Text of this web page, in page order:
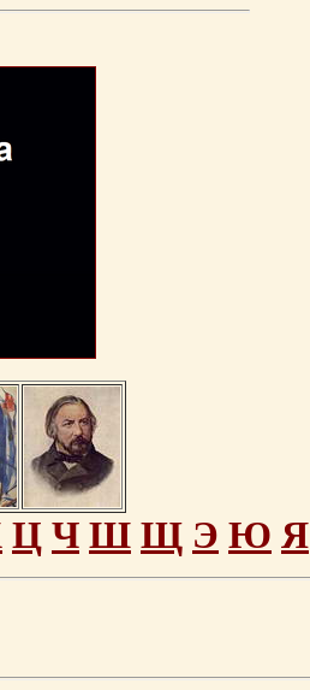
Ц Ч Ш Щ Э Ю Я